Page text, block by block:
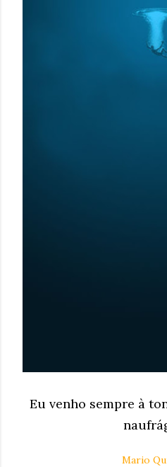
Eu venho sempre à
Mario